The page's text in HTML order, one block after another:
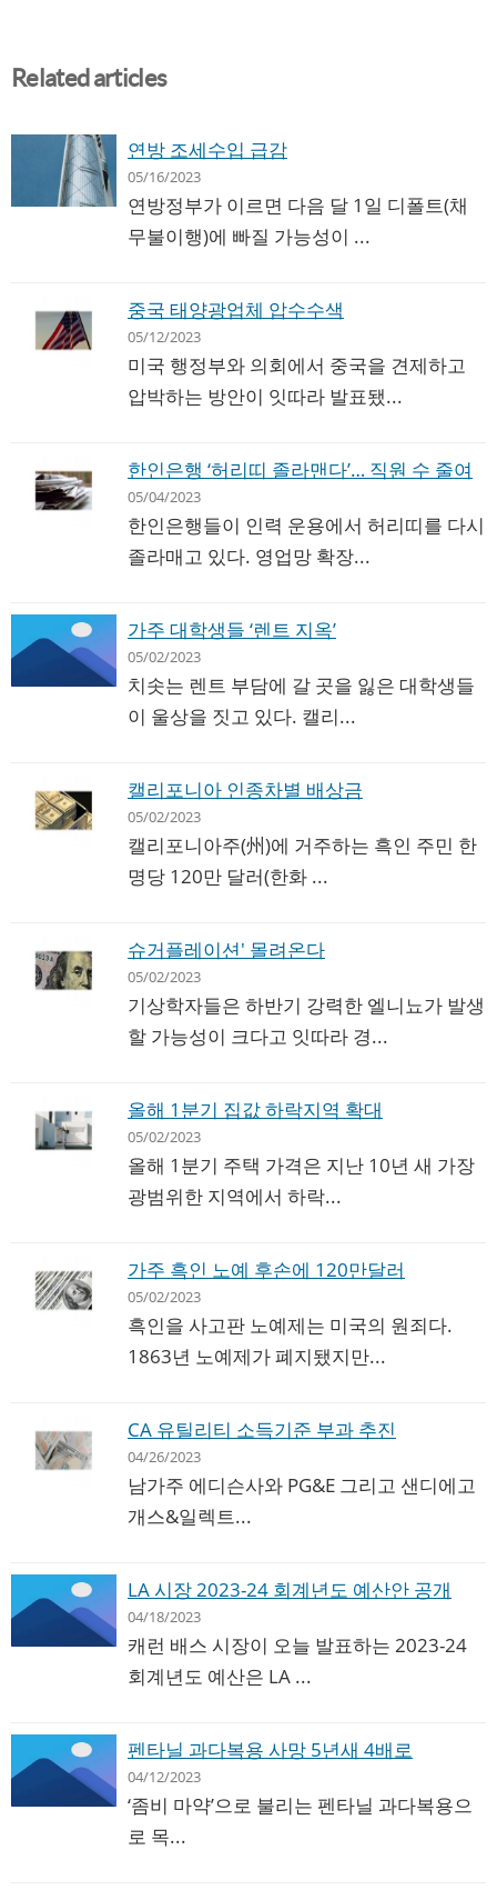
Related articles
연방 조세수입 급감
05/16/2023
연방정부가 이르면 다음 달 1일 디폴트(채
무불이행)에 빠질 가능성이 ...
중국 태양광업체 압수수색
05/12/2023
미국 행정부와 의회에서 중국을 견제하고
압박하는 방안이 잇따라 발표됐...
한인은행 ‘허리띠 졸라맨다’… 직원 수 줄여
05/04/2023
한인은행들이 인력 운용에서 허리띠를 다시
졸라매고 있다. 영업망 확장...
가주 대학생들 ‘렌트 지옥’
05/02/2023
치솟는 렌트 부담에 갈 곳을 잃은 대학생들
이 울상을 짓고 있다. 캘리...
캘리포니아 인종차별 배상금
05/02/2023
캘리포니아주(州)에 거주하는 흑인 주민 한
명당 120만 달러(한화 ...
슈거플레이션' 몰려온다
05/02/2023
기상학자들은 하반기 강력한 엘니뇨가 발생
할 가능성이 크다고 잇따라 경...
올해 1분기 집값 하락지역 확대
05/02/2023
올해 1분기 주택 가격은 지난 10년 새 가장
광범위한 지역에서 하락...
가주 흑인 노예 후손에 120만달러
05/02/2023
흑인을 사고판 노예제는 미국의 원죄다.
1863년 노예제가 폐지됐지만...
CA 유틸리티 소득기준 부과 추진
04/26/2023
남가주 에디슨사와 PG&E 그리고 샌디에고
개스&일렉트...
LA 시장 2023-24 회계년도 예산안 공개
04/18/2023
캐런 배스 시장이 오늘 발표하는 2023-24
회계년도 예산은 LA ...
펜타닐 과다복용 사망 5년새 4배로
04/12/2023
‘좀비 마약’으로 불리는 펜타닐 과다복용으
로 목...